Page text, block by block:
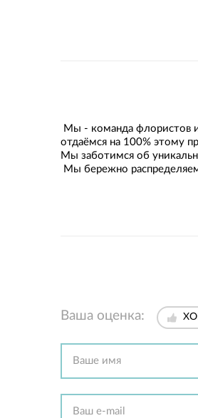
Мы - команда флористов
отдаёмся на 100% этому
Мы заботимся об
Мы бережно
Ваша оценка: